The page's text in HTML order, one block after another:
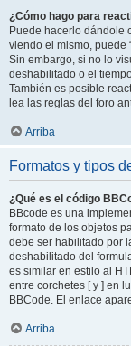
¿Cómo hago para
Puede hacerlo dándole
viendo el mismo, puede
Sin embargo, si no lo
deshabilitado o el
También es posible
lea las reglas del foro
Arriba
Formatos y tipos
¿Qué es el código
BBcode es una
formato de los objetos
debe ser habilitado por
deshabilitado del
es similar en estilo al
entre corchetes [ y ] en
BBCode. El enlace
Arriba